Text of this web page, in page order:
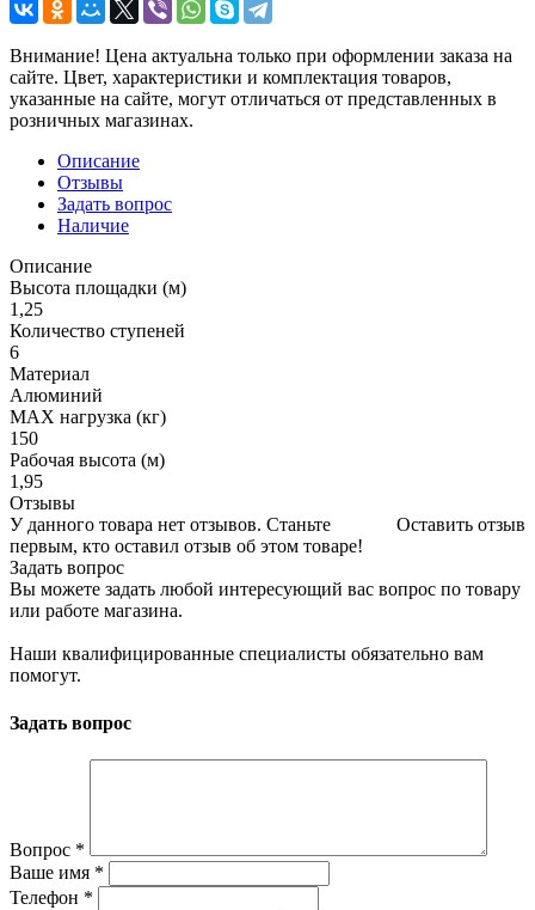
Внимание! Цена актуальна только при оформлении заказа на
сайте. Цвет, характеристики и комплектация товаров,
указанные на сайте, могут отличаться от представленных в
розничных магазинах.
Описание
Отзывы
Задать вопрос
Наличие
Описание
Высота площадки (м)
1,25
Количество ступеней
6
Материал
Алюминий
МАХ нагрузка (кг)
150
Рабочая высота (м)
1,95
Отзывы
Оставить отзыв
У данного товара нет отзывов. Станьте
первым, кто оставил отзыв об этом товаре!
Задать вопрос
Вы можете задать любой интересующий вас вопрос по товару
или работе магазина.
Наши квалифицированные специалисты обязательно вам
помогут.
Задать вопрос
Вопрос *
Ваше имя *
Телефон *